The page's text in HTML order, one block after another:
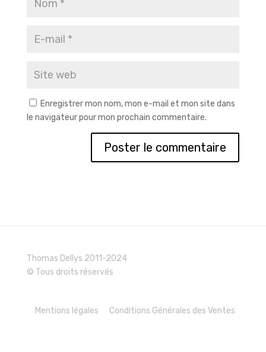
Enregistrer mon nom, mon e-mail et mon site dans
le navigateur pour mon prochain commentaire.
Thomas Dellys 2011-2024
© Tous droits réservés
Mentions légales Conditions Générales des Ventes